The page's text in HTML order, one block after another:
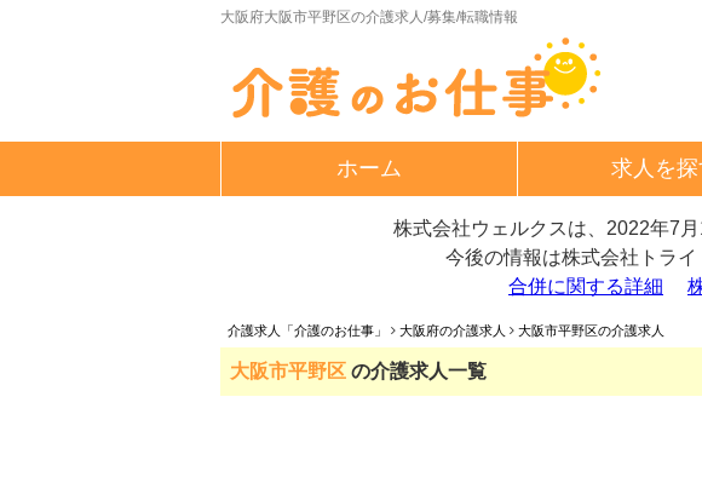
大阪府大阪市平野区の介護求人/募集/転職情報
ホーム 求人を探
株式会社ウェルクスは、2022年7
今後の情報は株式会社トラ
合併に関する詳細
介護求人「介護のお仕事」 大阪府の介護求人 大阪市平野区の介護求人
大阪市平野区 の介護求人一覧